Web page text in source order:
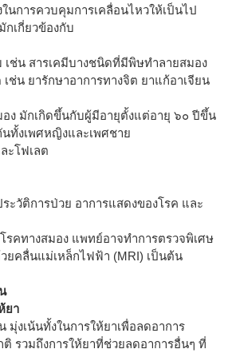
นการควบคุมการเคลื่อนไหวให้เป็นไป
กเกี่ยวข้องกับ
ช่น สารเคมีบางชนิดที่มีพิษทำลายสมอง
ช่น ยารักษาอาการทางจิต ยาแก้อาเจียน
ง มักเกิดขึ้นกับผู้มีอายุตั้งแต่อายุ ๖๐ ปีขึ้น
ทั้งเพศหญิงและเพศชาย
ะโฟเลต
ะวัติการป่วย อาการแสดงของโรค และ
รคทางสมอง แพทย์อาจทำการตรวจพิเศษ
ยคลื่นแม่เหล็กไฟฟ้า (MRI) เป็นต้น
ยา
มุ่งเน้นทั้งในการให้ยาเพื่อลดอาการ
รวมถึงการให้ยาที่ช่วยลดอาการอื่นๆ ที่